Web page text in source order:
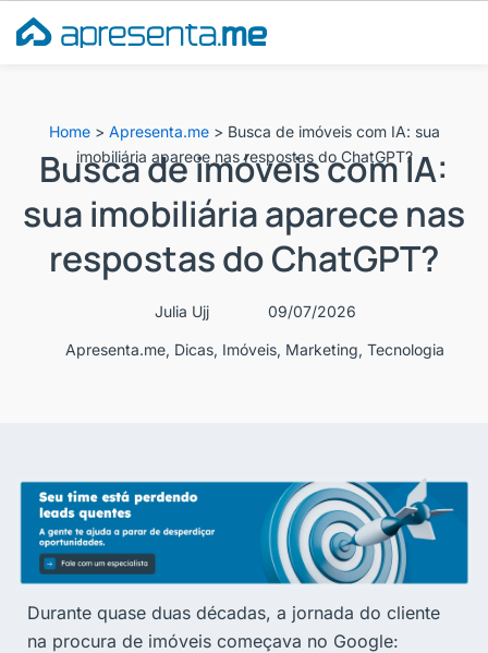
para
Home> Apresenta.me> Busca de imóveis com IA: sua
imobiliária aparece nas respostas do ChatGPT?
Busca de imóveis com IA:
sua imobiliária aparece nas
respostas do ChatGPT?
Julia Ujj 09/07/2026
Apresenta.me, Dicas, Imóveis, Marketing, Tecnologia
Durante quase duas décadas, a jornada do cliente
na procura de imóveis começava no Google: